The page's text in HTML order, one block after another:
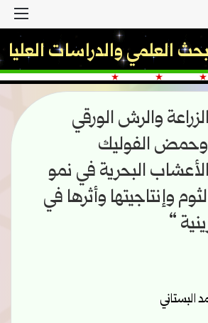
العلمي والدراسات العليا
والرش الورقي
وحمض الفوليك
البحرية في نمو
وإنتاجيتها وأثرها في
“